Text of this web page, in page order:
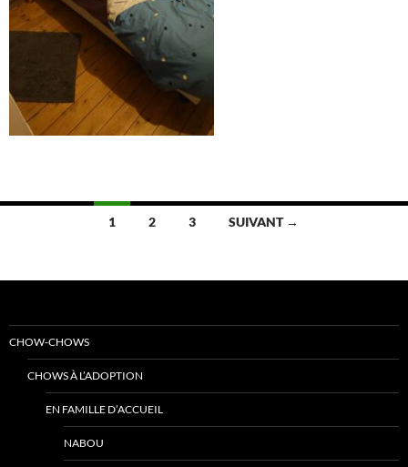
Navigation
articles
1 2 3 SUIVANT →
CHOW-CHOWS
CHOWS À L’ADOPTION
EN FAMILLE D’ACCUEIL
NABOU